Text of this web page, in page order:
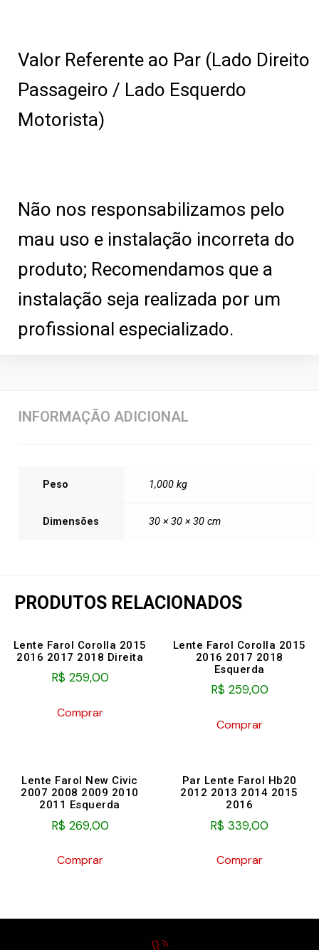
Valor Referente ao Par (Lado Direito
Passageiro / Lado Esquerdo
Motorista)
Não nos responsabilizamos pelo
mau uso e instalação incorreta do
produto; Recomendamos que a
instalação seja realizada por um
profissional especializado.
INFORMAÇÃO ADICIONAL
Peso 1,000 kg
Dimensões 30 × 30 × 30 cm
PRODUTOS RELACIONADOS
Lente Farol Corolla 2015
2016 2017 2018 Direita
R$259,00
Comprar
Lente Farol Corolla 2015
2016 2017 2018
Esquerda
R$259,00
Comprar
Lente Farol New Civic
2007 2008 2009 2010
2011 Esquerda
R$269,00
Comprar
Par Lente Farol Hb20
2012 2013 2014 2015
2016
R$ 339,00
Comprar